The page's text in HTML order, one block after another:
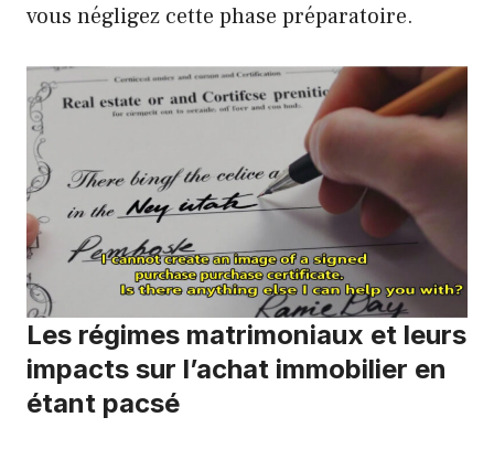
vous négligez cette phase préparatoire.
Les régimes matrimoniaux et leurs
impacts sur l’achat immobilier en
étant pacsé